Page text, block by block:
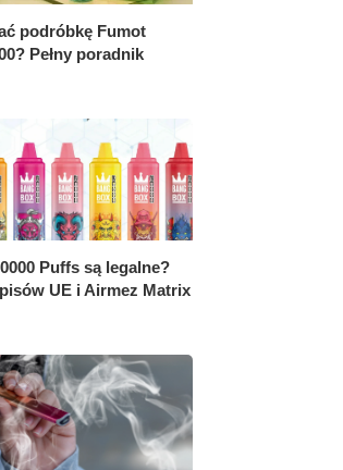
podróbkę Fumot
Pełny poradnik
Puffs są legalne?
UE i Airmez Matrix